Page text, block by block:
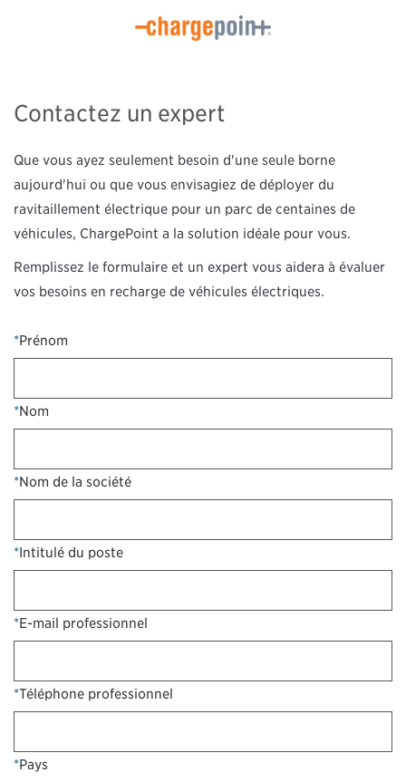
Contactez un expert
Que vous ayez seulement besoin d'une seule borne
aujourd'hui ou que vous envisagiez de déployer du
ravitaillement électrique pour un parc de centaines de
véhicules, ChargePoint a la solution idéale pour vous.
Remplissez le formulaire et un expert vous aidera à évaluer
vos besoins en recharge de véhicules électriques.
*Prénom
*Nom
*Nom de la société
*Intitulé du poste
*E-mail professionnel
*Téléphone professionnel
*Pays